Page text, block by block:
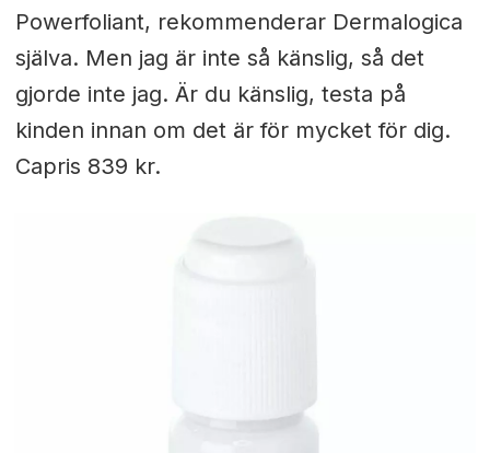
Powerfoliant, rekommenderar Dermalogica
själva. Men jag är inte så känslig, så det
gjorde inte jag. Är du känslig, testa på
kinden innan om det är för mycket för dig.
Capris 839 kr.